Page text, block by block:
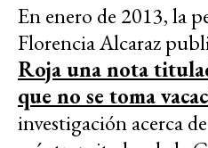
En enero de 2013, la
Florencia Alcaraz
Roja una nota
que no se toma
investigación acerca